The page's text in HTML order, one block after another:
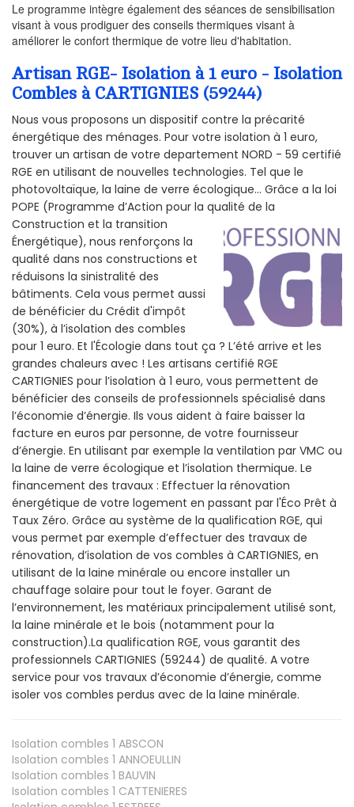
Le programme intègre également des séances de sensibilisation
visant à vous prodiguer des conseils thermiques visant à
améliorer le confort thermique de votre lieu d'habitation.
Artisan RGE- Isolation à 1 euro - Isolation
Combles à CARTIGNIES (59244)
Nous vous proposons un dispositif contre la précarité
énergétique des ménages. Pour votre isolation à 1 euro,
trouver un artisan de votre departement NORD - 59 certifié
RGE en utilisant de nouvelles technologies. Tel que le
photovoltaïque, la laine de verre écologique... Grâce a la loi
POPE (Programme d’Action pour la qualité de la
Construction et la transition
Énergétique), nous renforçons la
qualité dans nos constructions et
réduisons la sinistralité des
bâtiments. Cela vous permet aussi
de bénéficier du Crédit d'impôt
(30%), à l’isolation des combles
pour 1 euro. Et l'Écologie dans tout ça ? L’été arrive et les
grandes chaleurs avec ! Les artisans certifié RGE
CARTIGNIES pour l’isolation à 1 euro, vous permettent de
bénéficier des conseils de professionnels spécialisé dans
l’économie d’énergie. Ils vous aident à faire baisser la
facture en euros par personne, de votre fournisseur
d’énergie. En utilisant par exemple la ventilation par VMC ou
la laine de verre écologique et l’isolation thermique. Le
financement des travaux : Effectuer la rénovation
énergétique de votre logement en passant par l'Éco Prêt à
Taux Zéro. Grâce au système de la qualification RGE, qui
vous permet par exemple d’effectuer des travaux de
rénovation, d’isolation de vos combles à CARTIGNIES, en
utilisant de la laine minérale ou encore installer un
chauffage solaire pour tout le foyer. Garant de
l’environnement, les matériaux principalement utilisé sont,
la laine minérale et le bois (notamment pour la
construction).La qualification RGE, vous garantit des
professionnels CARTIGNIES (59244) de qualité. A votre
service pour vos travaux d’économie d’énergie, comme
isoler vos combles perdus avec de la laine minérale.
Isolation combles 1 ABSCON
Isolation combles 1 ANNOEULLIN
Isolation combles 1 BAUVIN
Isolation combles 1 CATTENIERES